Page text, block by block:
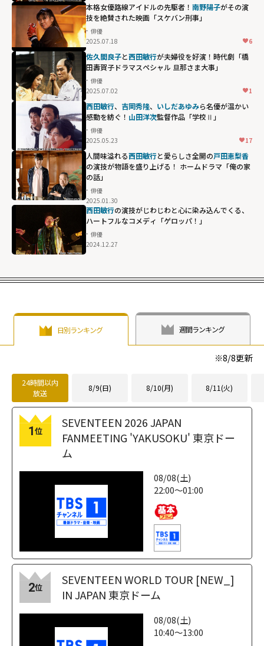
本格女優路線アイドルの先駆者！ 南野陽子がその演
技を絶賛された映画「スケバン刑事」
俳優
2025.07.18
6
佐久間良子と西田敏行が夫婦役を好演！時代劇「橋
田壽賀子ドラマスペシャル 旦那さま大事」
俳優
2025.07.02
1
西田敏行、 吉岡秀隆、 いしだあゆみら名優が温かい
感動を紡ぐ！ 山田洋次監督作品「学校Ⅱ」
俳優
2025.05.23
17
人間味溢れる西田敏行と愛らしさ全開の戸田恵梨香
の演技が物語を盛り上げる！ ホームドラマ「俺の家
の話」
俳優
2025.01.30
西田敏行の演技がじわじわと心に染み込んでくる、
ハートフルなコメディ「ゲロッパ！」
俳優
2024.12.27
日別ランキング 週間ランキング
※8/8更新
24時間以内
放送
8/9(日) 8/10(月) 8/11(火)
1位
SEVENTEEN 2026 JAPAN
FANMEETING 'YAKUSOKU' 東京ドー
ム
08/08(土)
22:00～01:00
2位
SEVENTEEN WORLD TOUR [NEW_]
IN JAPAN 東京ドーム
08/08(土)
10:40～13:00